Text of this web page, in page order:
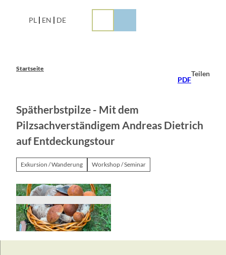
PL EN DE
Startseite
PDF
Teilen
Spätherbstpilze - Mit dem
Pilzsachverständigem Andreas Dietrich
auf Entdeckungstour
Exkursion / Wanderung Workshop / Seminar